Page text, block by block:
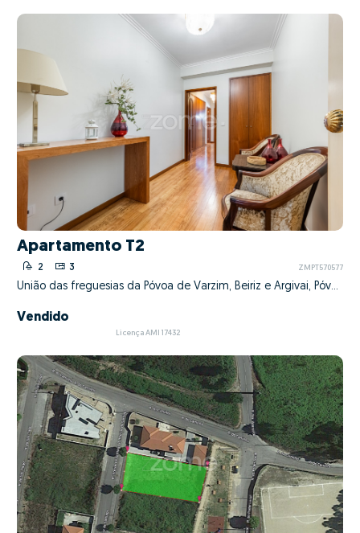
Apartamento T2
2 3 ZMPT570577
União das freguesias da Póvoa de Varzim, Beiriz e Argivai, Póvoa de Varzim, Porto
Vendido
Licença AMI 17432